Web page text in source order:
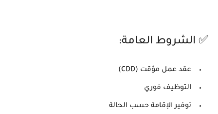
✅ الشروط العامة:
عقد عمل مؤقت (CDD)
التوظيف فوري
توفير الإقامة حسب الحالة